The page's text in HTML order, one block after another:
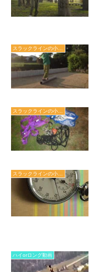
スラックラインの小ネタ
ハイorロング動画